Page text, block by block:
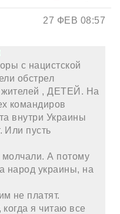
27 ФЕВ 08:57
с нацистской
обстрел
, ДЕТЕЙ. На
командиров
внутри Украины
Или пусть
молчали. А потому
народ украины, на
не платят.
я читаю все